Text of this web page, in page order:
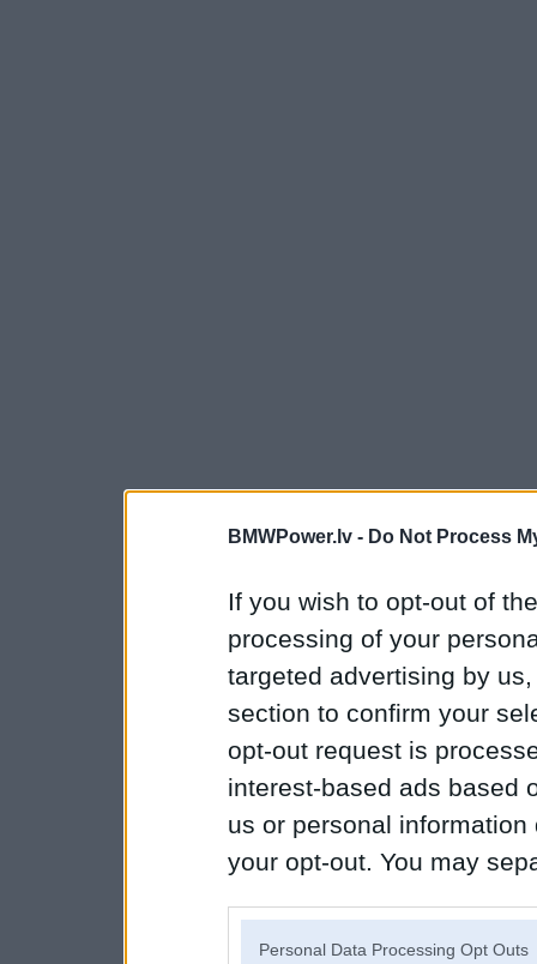
BMWPower.lv - Do Not Process
If you wish to opt-out of
processing of your
targeted advertising by
section to confirm your
opt-out request is
interest-based ads based
us or personal
your opt-out. You may
Personal Data Processing Opt Outs